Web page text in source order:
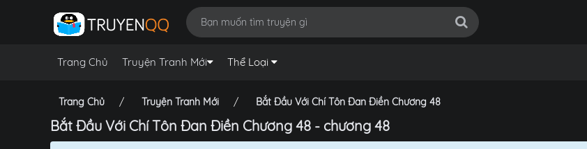
Trang Chủ Truyện Tranh Mới Thể Loại
Trang Chủ Truyện Tranh Mới Bắt Đầu Với Chí Tôn Đan Điền Chương 48
Bắt Đầu Với Chí Tôn Đan Điền Chương 48 - chương 48